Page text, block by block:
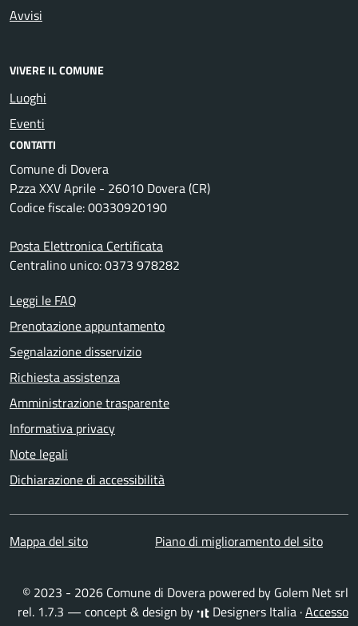
Avvisi
VIVERE IL COMUNE
Luoghi
Eventi
CONTATTI
Comune di Dovera
P.zza XXV Aprile - 26010 Dovera (CR)
Codice fiscale: 00330920190
Posta Elettronica Certificata
Centralino unico: 0373 978282
Leggi le FAQ
Prenotazione appuntamento
Segnalazione disservizio
Richiesta assistenza
Amministrazione trasparente
Informativa privacy
Note legali
Dichiarazione di accessibilità
Mappa del sito Piano di miglioramento del sito
© 2023 - 2026 Comune di Dovera powered by Golem Net srl
rel. 1.7.3 — concept & design by
Designers Italia ·Accesso